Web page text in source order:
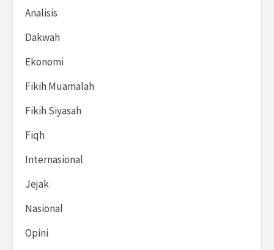
Analisis
Dakwah
Ekonomi
Fikih Muamalah
Fikih Siyasah
Fiqh
Internasional
Jejak
Nasional
Opini